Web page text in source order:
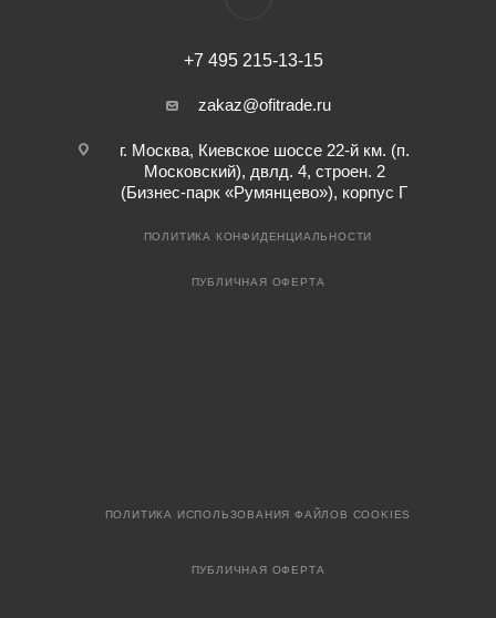
+7 495 215-13-15
zakaz@ofitrade.ru
г. Москва, Киевское шоссе 22-й км. (п.
Московский), двлд. 4, строен. 2
(Бизнес-парк «Румянцево»), корпус Г
ПОЛИТИКА КОНФИДЕНЦИАЛЬНОСТИ
ПУБЛИЧНАЯ ОФЕРТА
ПОЛИТИКА ИСПОЛЬЗОВАНИЯ ФАЙЛОВ COOKIES
ПУБЛИЧНАЯ ОФЕРТА